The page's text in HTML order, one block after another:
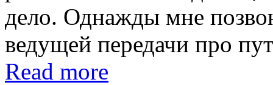
дело. Однажды мне
ведущей передачи про
Read more